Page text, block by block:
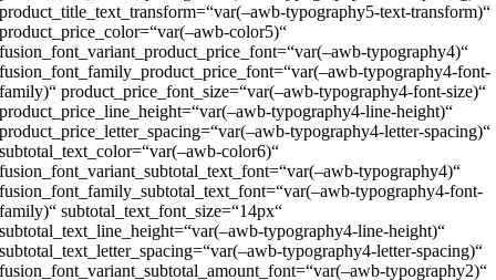
product_title_text_transform=“var(–awb-typography5-text-transform)“
product_price_color=“var(–awb-color5)“
fusion_font_variant_product_price_font=“var(–awb-typography4)“
fusion_font_family_product_price_font=“var(–awb-typography4-font-
family)“ product_price_font_size=“var(–awb-typography4-font-size)“
product_price_line_height=“var(–awb-typography4-line-height)“
product_price_letter_spacing=“var(–awb-typography4-letter-spacing)“
subtotal_text_color=“var(–awb-color6)“
fusion_font_variant_subtotal_text_font=“var(–awb-typography4)“
fusion_font_family_subtotal_text_font=“var(–awb-typography4-font-
family)“ subtotal_text_font_size=“14px“
subtotal_text_line_height=“var(–awb-typography4-line-height)“
subtotal_text_letter_spacing=“var(–awb-typography4-letter-spacing)“
fusion_font_variant_subtotal_amount_font=“var(–awb-typography2)“